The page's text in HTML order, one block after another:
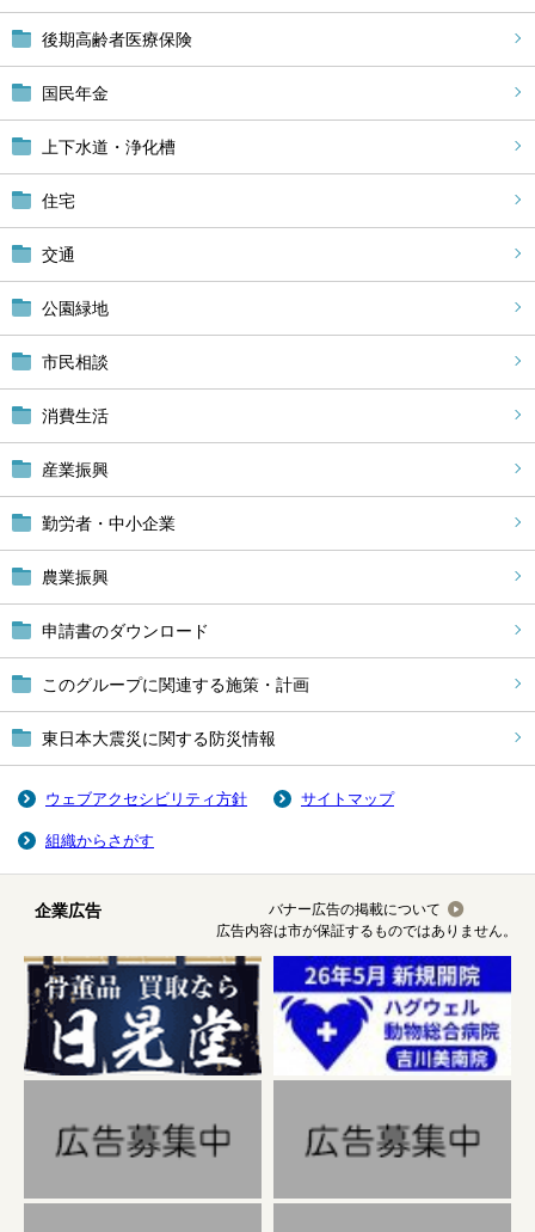
後期高齢者医療保険
国民年金
上下水道・浄化槽
住宅
交通
公園緑地
市民相談
消費生活
産業振興
勤労者・中小企業
農業振興
申請書のダウンロード
このグループに関連する施策・計画
東日本大震災に関する防災情報
ウェブアクセシビリティ方針 サイトマップ
組織からさがす
企業広告
バナー広告の掲載について
広告内容は市が保証するものではありません。